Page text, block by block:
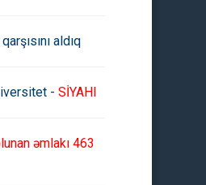
aldıq
- SİYAHI
əmlakı 463